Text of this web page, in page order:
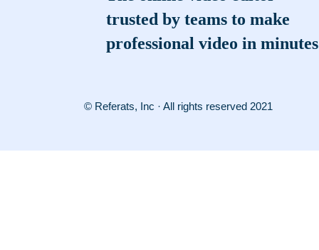
trusted by teams to make
professional video in minutes
© Referats, Inc · All rights reserved 2021